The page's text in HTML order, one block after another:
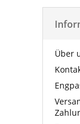
Über